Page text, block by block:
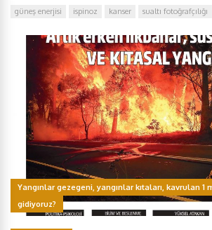
güneş enerjisi
ispinoz kanser sualtı fotoğrafçılığı
Yangınlar gezegeni, yangınlar kıtaları, kavrulan 1
gidiyoruz?